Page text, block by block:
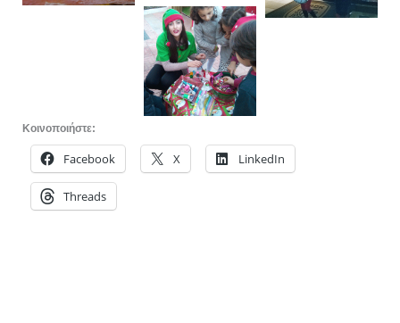
Κοινοποιήστε:
Facebook X LinkedIn
Threads